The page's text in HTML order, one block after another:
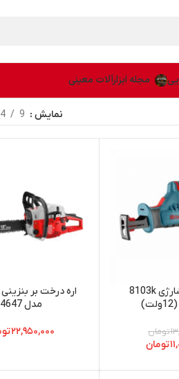
مجله ابزارآلات معینی
نمایش 9
اره افقی بر شارژی 8103k
تومان
تومان
اره درخت بر
مدل 4647
۲۲,۹۵۰,۰۰۰